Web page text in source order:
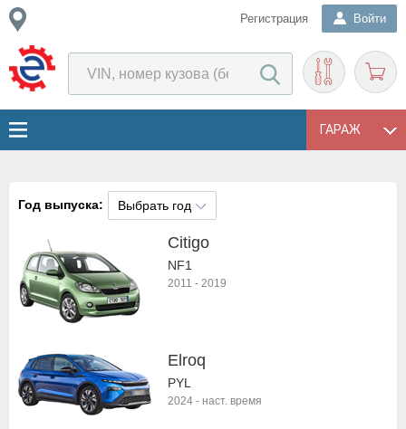
Регистрация Войти
ГАРАЖ
Год выпуска: Выбрать год
Citigo
NF1
2011 - 2019
Elroq
PYL
2024 - наст. время